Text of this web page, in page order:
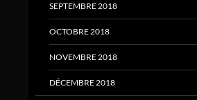
SEPTEMBRE 2018
OCTOBRE 2018
NOVEMBRE 2018
DÉCEMBRE 2018